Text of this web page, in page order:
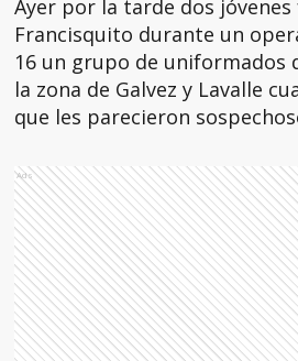
Ayer por la tarde dos
Francisquito durante un
16 un grupo de uniformados
la zona de Galvez y Lavalle
que les parecieron
Ads